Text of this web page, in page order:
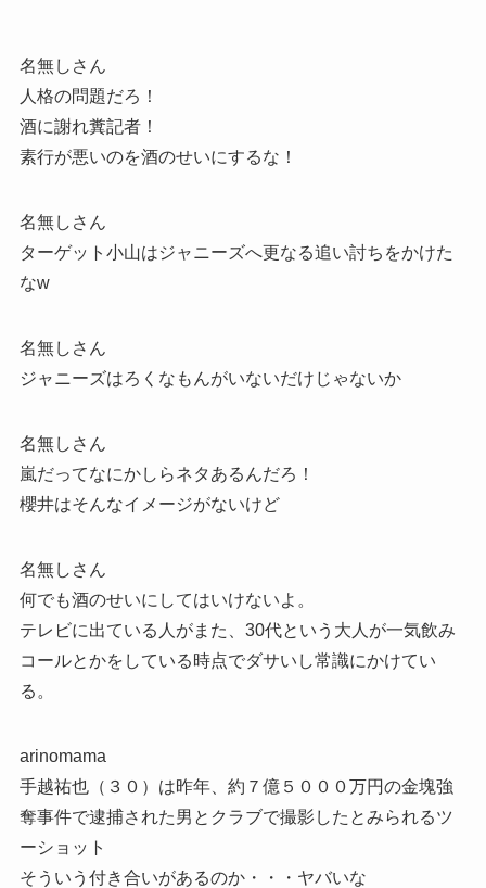
名無しさん
人格の問題だろ！
酒に謝れ糞記者！
素行が悪いのを酒のせいにするな！
名無しさん
ターゲット小山はジャニーズへ更なる追い討ちをかけた
なw
名無しさん
ジャニーズはろくなもんがいないだけじゃないか
名無しさん
嵐だってなにかしらネタあるんだろ！
櫻井はそんなイメージがないけど
名無しさん
何でも酒のせいにしてはいけないよ。
テレビに出ている人がまた、30代という大人が一気飲み
コールとかをしている時点でダサいし常識にかけてい
る。
arinomama
手越祐也（３０）は昨年、約７億５０００万円の金塊強
奪事件で逮捕された男とクラブで撮影したとみられるツ
ーショット
そういう付き合いがあるのか・・・ヤバいな